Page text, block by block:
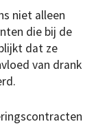
niet alleen
die bij de
dat ze
van drank